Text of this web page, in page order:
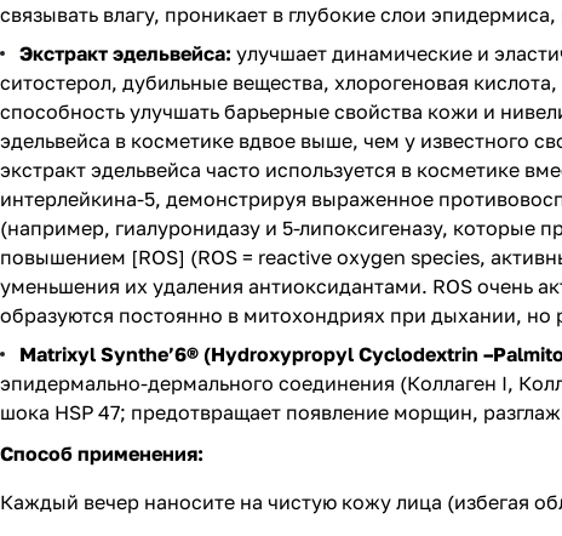
связывать влагу, проникает в глубокие слои
Экстракт эдельвейса: улучшает динамические и
ситостерол, дубильные вещества, хлорогеновая
способность улучшать барьерные свойства кожи и
эдельвейса в косметике вдвое выше, чем у известного
экстракт эдельвейса часто используется в косметике
интерлейкина-5, демонстрируя выраженное
(например, гиалуронидазу и 5-липоксигеназу, которые
повышением [ROS] (ROS = reactive oxygen species,
уменьшения их удаления антиоксидантами. ROS очень
образуются постоянно в митохондриях при дыхании, но
Matrixyl Synthe’6® (Hydroxypropyl Cyclodextrin
эпидермально-дермального соединения (Коллаген I,
шока HSP 47; предотвращает появление морщин,
Способ применения:
Каждый вечер наносите на чистую кожу лица (избегая